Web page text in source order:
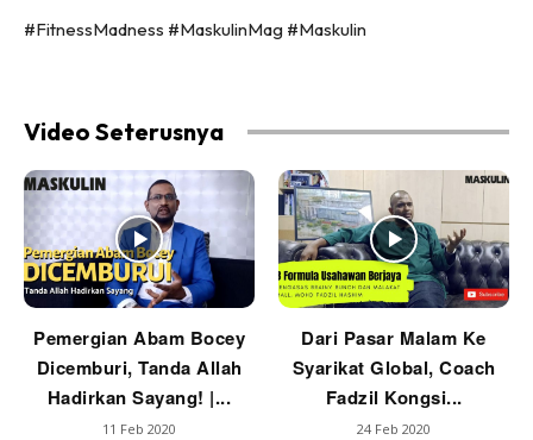
#FitnessMadness #MaskulinMag #Maskulin
Video Seterusnya
Pemergian Abam Bocey
Dicemburi, Tanda Allah
Hadirkan Sayang! |...
11 Feb 2020
Dari Pasar Malam Ke
Syarikat Global, Coach
Fadzil Kongsi...
24 Feb 2020